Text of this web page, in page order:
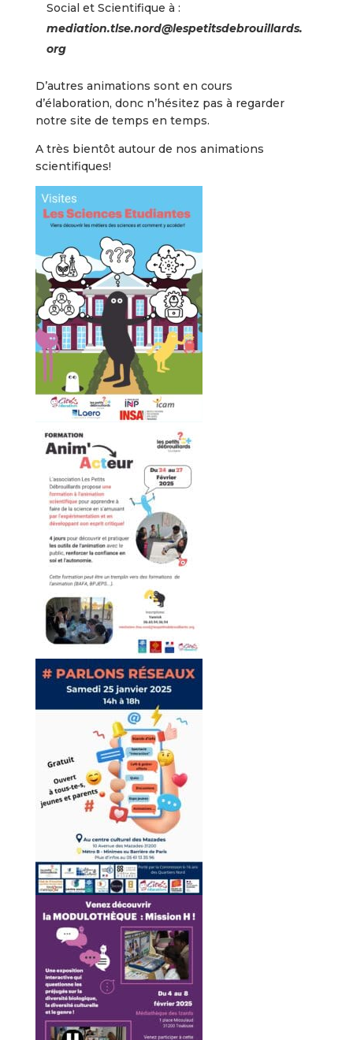
Social et Scientifique à :
mediation.tlse.nord@lespetitsdebrouillards.
org
D’autres animations sont en cours
d’élaboration, donc n’hésitez pas à regarder
notre site de temps en temps.
A très bientôt autour de nos animations
scientifiques!